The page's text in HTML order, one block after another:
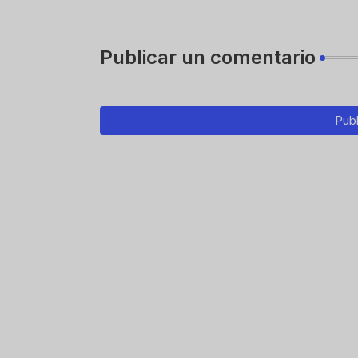
Publicar un comentario